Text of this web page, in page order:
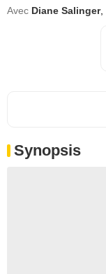
Avec Diane Salinger,
Synopsis